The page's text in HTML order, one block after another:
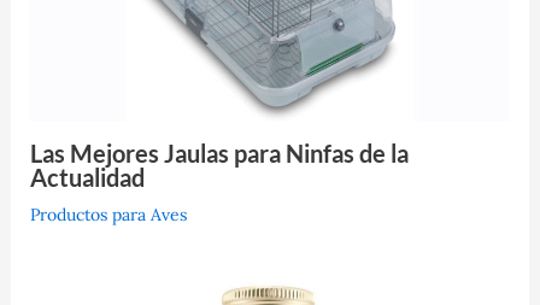
Las Mejores Jaulas para Ninfas de la
Actualidad
Productos para Aves